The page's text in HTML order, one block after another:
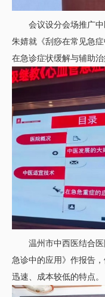
会议设分会场推广
朱婧就《刮痧在常见急
在急诊症状缓解与辅助治
温州市中西医结合
急诊中的应用》作报告
迅速、成本较低的特点。